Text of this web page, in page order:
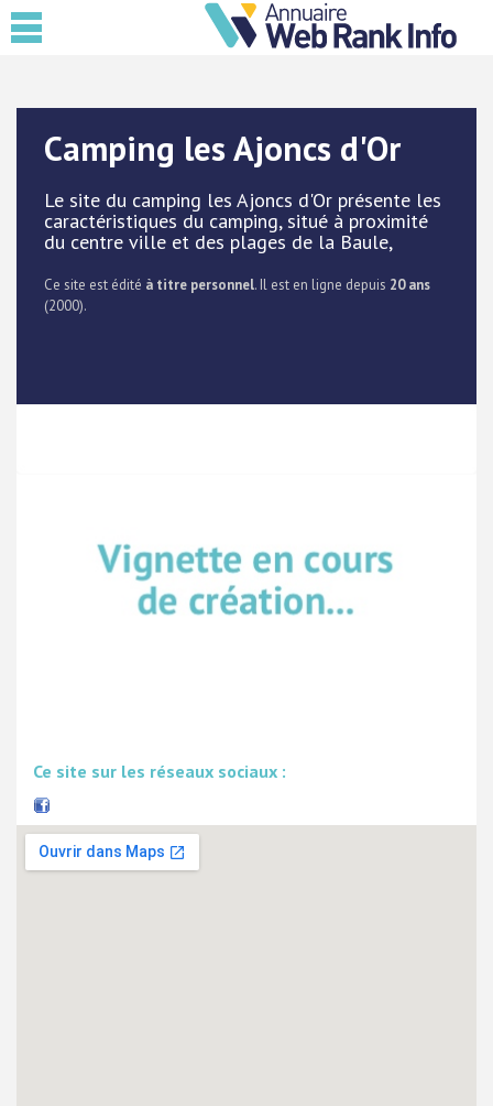
Camping les Ajoncs d'Or
Le site du camping les Ajoncs d'Or présente les
caractéristiques du camping, situé à proximité
du centre ville et des plages de la Baule,
Ce site est édité à titre personnel. Il est en ligne depuis 20 ans
(2000).
Ce site sur les réseaux sociaux :